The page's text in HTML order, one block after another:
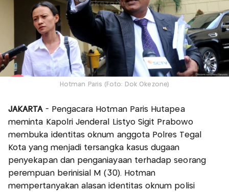
Hotman Paris (Foto: Dok Okezone)
JAKARTA- Pengacara Hotman Paris Hutapea
meminta Kapolri Jenderal Listyo Sigit Prabowo
membuka identitas oknum anggota Polres Tegal
Kota yang menjadi tersangka kasus dugaan
penyekapan dan penganiayaan terhadap seorang
perempuan berinisial M (30). Hotman
mempertanyakan alasan identitas oknum polisi